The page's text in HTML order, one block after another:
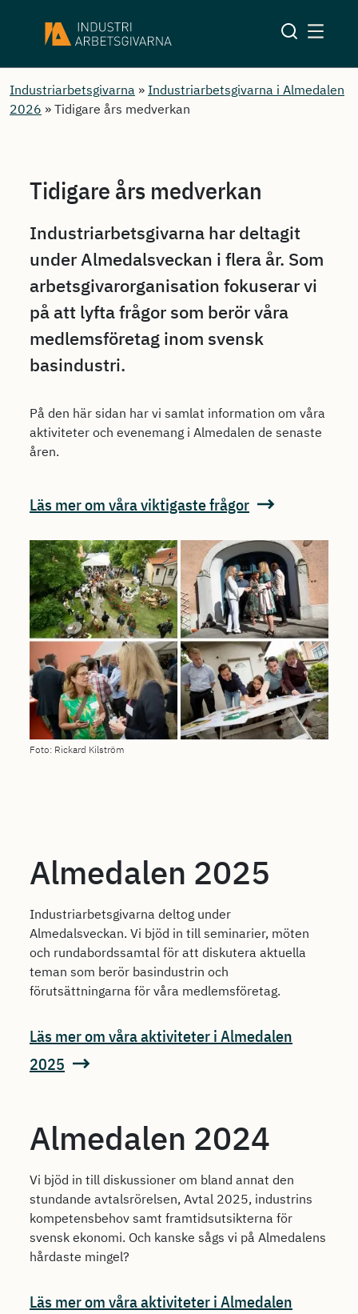
Industriarbetsgivarna » Industriarbetsgivarna i Almedalen
2026 » Tidigare års medverkan
Tidigare års medverkan
Industriarbetsgivarna har deltagit
under Almedalsveckan i flera år. Som
arbetsgivarorganisation fokuserar vi
på att lyfta frågor som berör våra
medlemsföretag inom svensk
basindustri.
På den här sidan har vi samlat information om våra
aktiviteter och evenemang i Almedalen de senaste
åren.
Läs mer om våra viktigaste frågor
Foto: Rickard Kilström
Almedalen 2025
Industriarbetsgivarna deltog under
Almedalsveckan. Vi bjöd in till seminarier, möten
och rundabordssamtal för att diskutera aktuella
teman som berör basindustrin och
förutsättningarna för våra medlemsföretag.
Läs mer om våra aktiviteter i Almedalen
2025
Almedalen 2024
Vi bjöd in till diskussioner om bland annat den
stundande avtalsrörelsen, Avtal 2025, industrins
kompetensbehov samt framtidsutsikterna för
svensk ekonomi. Och kanske sågs vi på Almedalens
hårdaste mingel?
Läs mer om våra aktiviteter i Almedalen